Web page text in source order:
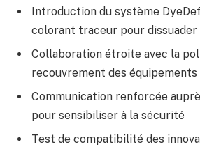
Introduction du système
colorant traceur pour dissuader
Collaboration étroite avec la
recouvrement des équipements
Communication renforcée
pour sensibiliser à la sécurité
Test de compatibilité des